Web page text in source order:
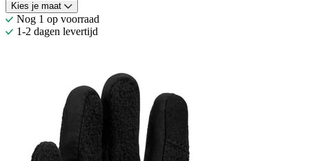
Kies je maat
Nog 1 op voorraad
1-2 dagen levertijd